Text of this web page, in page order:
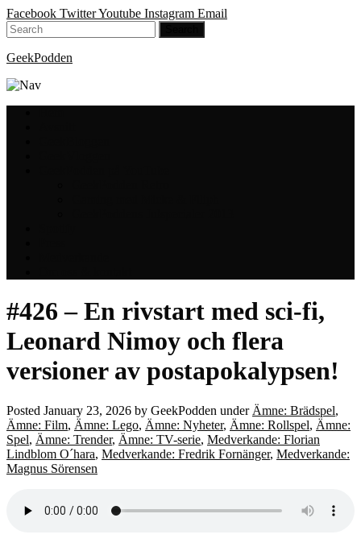
Facebook TwitterYoutube Instagram Email
GeekPodden
#426 – En rivstart med sci-fi,
Leonard Nimoy och flera
versioner av postapokalypsen!
Posted January 23, 2026 by GeekPodden under Ämne: Brädspel,
Ämne: Film, Ämne: Lego, Ämne: Nyheter, Ämne: Rollspel, Ämne:
Spel, Ämne: Trender, Ämne: TV-serie, Medverkande: Florian
Lindblom O´hara, Medverkande: Fredrik Fornänger, Medverkande:
Magnus Sörensen